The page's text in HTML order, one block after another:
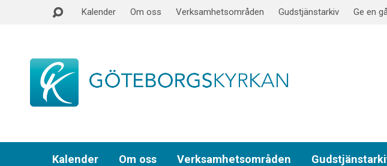
Kalender Om oss Verksamhetsområden Gudstjänstarkiv Ge en
Kalender Om oss Verksamhetsområden